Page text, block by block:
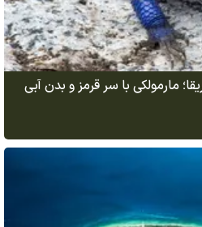
مارمولکی با سر قرمز و بدن آبی